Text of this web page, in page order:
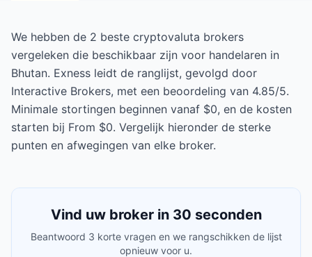
We hebben de 2 beste cryptovaluta brokers
vergeleken die beschikbaar zijn voor handelaren in
Bhutan. Exness leidt de ranglijst, gevolgd door
Interactive Brokers, met een beoordeling van 4.85/5.
Minimale stortingen beginnen vanaf $0, en de kosten
starten bij From $0. Vergelijk hieronder de sterke
punten en afwegingen van elke broker.
Vind uw broker in 30 seconden
Beantwoord 3 korte vragen en we rangschikken de lijst
opnieuw voor u.